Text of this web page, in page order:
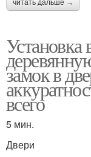
читать дальше →
Установка
замок в
всего
5 мин.
Двери